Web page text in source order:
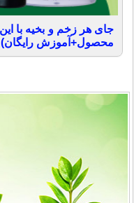
محصول+آموزش رایگان)